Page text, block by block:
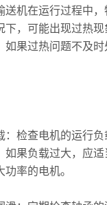
机在运行过程中，
下，可能出现过热
如果过热问题不及
检查电机的运行负
如果负载过大，应
率的电机。